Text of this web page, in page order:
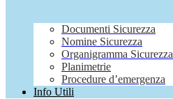
Documenti Sicurezza
Nomine Sicurezza
Organigramma Sicurezza
Planimetrie
Procedure d’emergenza
Info Utili